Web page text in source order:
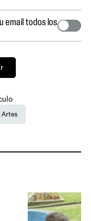
email todos los